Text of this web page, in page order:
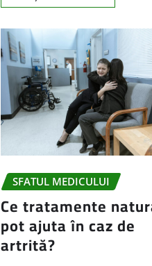
SFATUL MEDICULUI
Ce tratamente
pot ajuta în caz de
artrită?